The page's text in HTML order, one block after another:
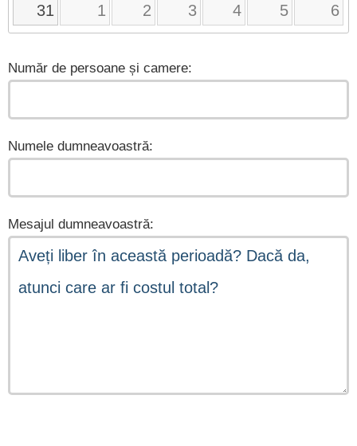
31
1 2 3 4 5 6
Număr de persoane și camere:
Numele dumneavoastră:
Mesajul dumneavoastră: